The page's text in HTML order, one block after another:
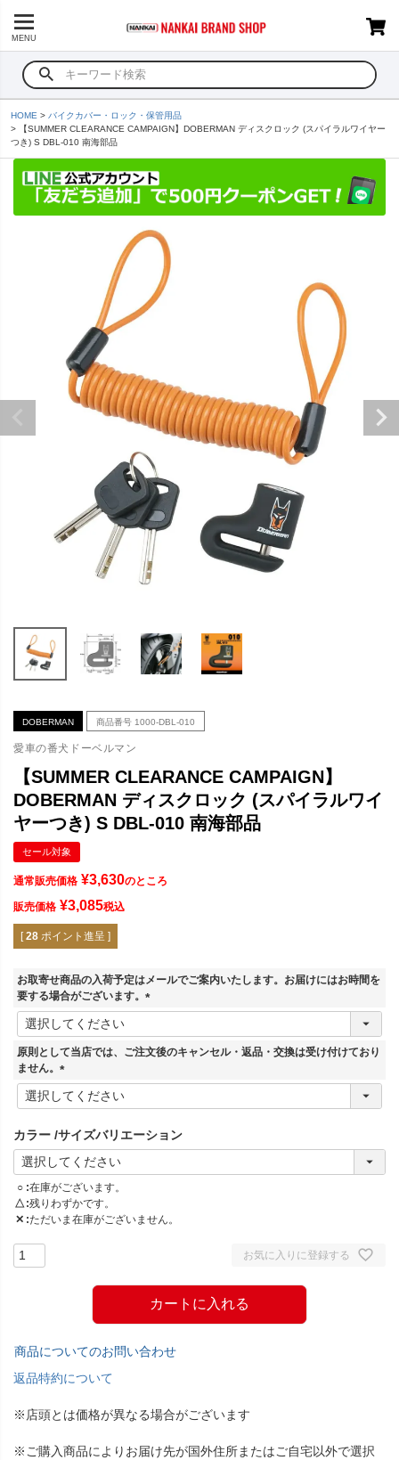
MENU
HOME
バイクカバー・ロック・保管用品
【SUMMER CLEARANCE CAMPAIGN】DOBERMAN ディスクロック (スパイラルワイヤー
つき) S DBL-010 南海部品
DOBERMAN 商品番号 1000-DBL-010
愛車の番犬ドーベルマン
【SUMMER CLEARANCE CAMPAIGN】
DOBERMAN ディスクロック (スパイラルワイ
ヤーつき) S DBL-010 南海部品
セール対象
通常販売価格 ¥3,630のところ
販売価格 ¥3,085税込
[ 28 ポイント進呈 ]
お取寄せ商品の入荷予定はメールでご案内いたします。お届けにはお時間を
要する場合がございます。
(
須
原則として当店では、ご注文後のキャンセル・返品・交換は受け付けており
ません。
(
必
)
カラー サイズバリエーション
○ 在庫がございます。
△ 残りわずかです。
✕ ただいま在庫がございません。
お気に入りに登録する
カートに入れる
商品についてのお問い合わせ
返品特約について
※店頭とは価格が異なる場合がございます
※ご購入商品によりお届け先が国外住所またはご自宅以外で選択